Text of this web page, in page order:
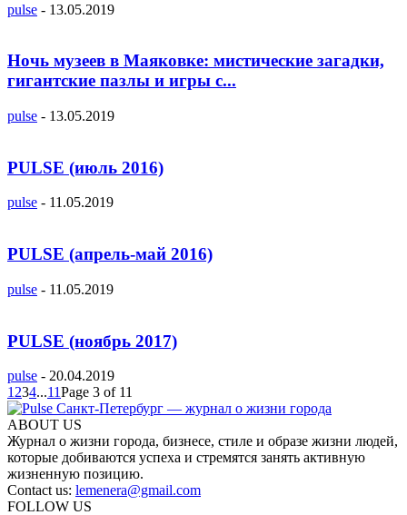
pulse - 13.05.2019
Ночь музеев в Маяковке: мистические загадки,
гигантские пазлы и игры с...
pulse - 13.05.2019
PULSE (июль 2016)
pulse - 11.05.2019
PULSE (апрель-май 2016)
pulse - 11.05.2019
PULSE (ноябрь 2017)
pulse - 20.04.2019
1 234...11Page 3 of 11
ABOUT US
Журнал о жизни города, бизнесе, стиле и образе жизни людей,
которые добиваются успеха и стремятся занять активную
жизненную позицию.
Contact us: lemenera@gmail.com
FOLLOW US